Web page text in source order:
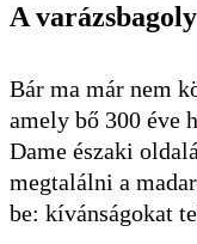
A varázsbagoly
Bár ma már nem
amely bő 300 éve
Dame északi
megtalálni a
be: kívánságokat